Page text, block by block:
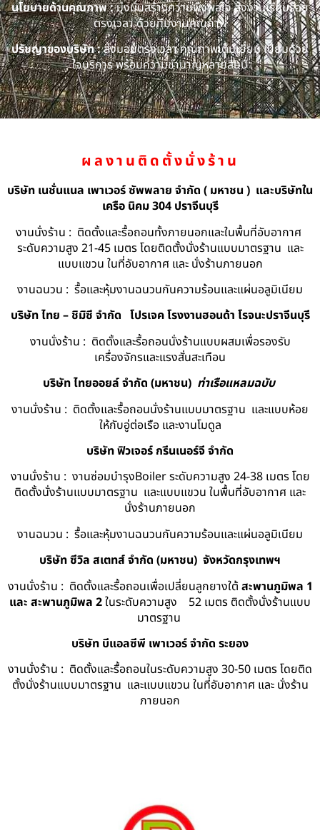
นโยบายด้านคุณภาพ :มุ่งมั่นสร้างความพึงพอใจ ส่งงานเรียบร้อย
ตรงเวลา ด้วยทีมงานคุณภาพ
ปรัชญาของบริษัท :ส่งมอบตรงเวลา คุณภาพเต็มเยี่ยม เปี่ยมด้วย
ใจบริการ พร้อมความชำนาญหลายสิบปี
ผลงานติดตั้งนั่งร้าน
บริษัท เนชั่นแนล เพาเวอร์ ซัพพลาย จำกัด ( มหาชน ) และบริษัทใน
เครือ นิคม 304 ปราจีนบุรี
งานนั่งร้าน : ติดตั้งและรื้อถอนทั้งภายนอกและในพื้นที่อับอากาศ
ระดับความสูง 21-45 เมตร โดยติดตั้งนั่งร้านแบบมาตรฐาน และ
แบบแขวน ในที่อับอากาศ และ นั่งร้านภายนอก
งานฉนวน : รื้อและหุ้มงานฉนวนกันความร้อนและแผ่นอลูมิเนียม
บริษัท ไทย – ชิมิซึ จำกัด โปรเจค โรงงานฮอนด้า โรจนะปราจีนบุรี
งานนั่งร้าน : ติดตั้งและรื้อถอนนั่งร้านแบบผสมเพื่อรองรับ
เครื่องจักรและแรงสั่นสะเทือน
บริษัท ไทยออยล์ จํากัด (มหาชน) ท่าเรือแหลมฉบับ
งานนั่งร้าน : ติดตั้งและรื้อถอนนั่งร้านแบบมาตรฐาน และแบบห้อย
ให้กับอู่ต่อเรือ และงานโมดูล
บริษัท ฟิวเจอร์ กรีนเนอร์จี จำกัด
งานนั่งร้าน : งานซ่อมบำรุงBoiler ระดับความสูง 24-38 เมตร โดย
ติดตั้งนั่งร้านแบบมาตรฐาน และแบบแขวน ในพื้นที่อับอากาศ และ
นั่งร้านภายนอก
งานฉนวน : รื้อและหุ้มงานฉนวนกันความร้อนและแผ่นอลูมิเนียม
บริษัท ซีวิล สเตทส์ จำกัด (มหาชน) จังหวัดกรุงเทพฯ
งานนั่งร้าน : ติดตั้งและรื้อถอนเพื่อเปลี่ยนลูกยางใต้ สะพานภูมิพล 1
และ สะพานภูมิพล 2ในระดับความสูง 52 เมตร ติดตั้งนั่งร้านแบบ
มาตรฐาน
บริษัท บีแอลซีพี เพาเวอร์ จำกัด ระยอง
งานนั่งร้าน : ติดตั้งและรื้อถอนในระดับความสูง 30-50 เมตร โดยติด
ตั้งนั่งร้านแบบมาตรฐาน และแบบแขวน ในที่อับอากาศ และ นั่งร้าน
ภายนอก